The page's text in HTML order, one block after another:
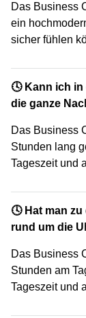
Das Business
ein
sicher fühlen
🕓 Kann ich
die ganze
Das Business
Stunden lang
Tageszeit und
🕓 Hat man
rund um die
Das Business
Stunden am
Tageszeit und